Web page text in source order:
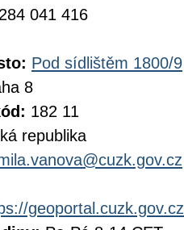
041 416
Pod sídlištěm 1800/9
8
182 11
republika
geoportal.cuzk.gov.cz